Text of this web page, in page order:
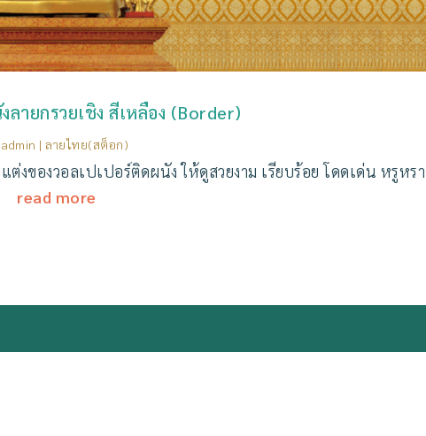
ลายกรวยเชิง สีเหลือง (Border)
admin |ลายไทย(สต็อก)
งของวอลเปเปอร์ติดผนัง ให้ดูสวยงาม เรียบร้อย โดดเด่น หรูหรา
read more